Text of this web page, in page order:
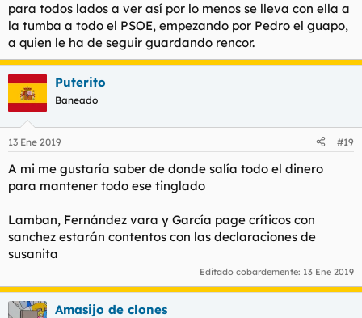
para todos lados a ver así por lo menos se lleva con ella a
la tumba a todo el PSOE, empezando por Pedro el guapo,
a quien le ha de seguir guardando rencor.
Puterito
Baneado
13 Ene 2019 #19
A mi me gustaría saber de donde salía todo el dinero
para mantener todo ese tinglado
Lamban, Fernández vara y García page críticos con
sanchez estarán contentos con las declaraciones de
susanita
Editado cobardemente: 13 Ene 2019
Amasijo de clones